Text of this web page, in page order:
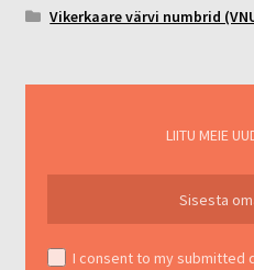
Vikerkaare värvi numbrid
LIITU MEIE
I consent to my submitted